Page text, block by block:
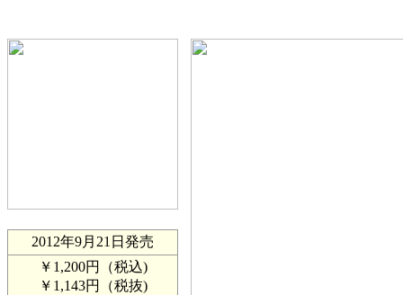
2012年9月21日発売
￥1,200円（税込)
￥1,143円（税抜)